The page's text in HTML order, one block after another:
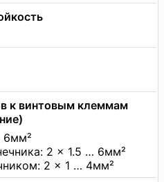
к винтовым клеммам
6мм²
2 × 1.5 … 6мм²
2 × 1 … 4мм²